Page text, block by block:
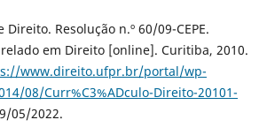
Direito. Resolução n.º 60/09-CEPE.
em Direito [online]. Curitiba, 2010.
www.direito.ufpr.br/portal/wp-
08/Curr%C3%ADculo-Direito-20101-
05/2022.